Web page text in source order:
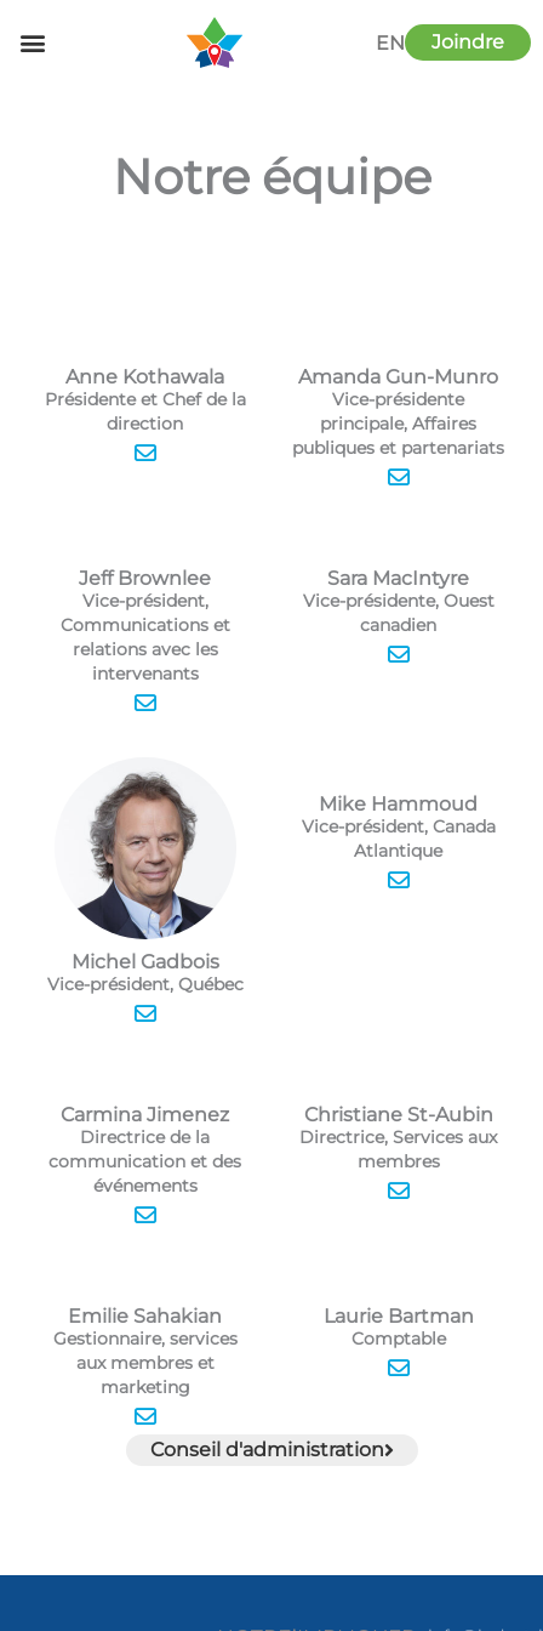
au
contenu
EN Joindre
Notre équipe
Anne Kothawala
Présidente et Chef de la
direction
Amanda Gun-Munro
Vice-présidente
principale, Affaires
publiques et partenariats
Jeff Brownlee
Vice-président,
Communications et
relations avec les
intervenants
Sara MacIntyre
Vice-présidente, Ouest
canadien
Michel Gadbois
Vice-président, Québec
Mike Hammoud
Vice-président, Canada
Atlantique
Carmina Jimenez
Directrice de la
communication et des
événements
Christiane St-Aubin
Directrice, Services aux
membres
Emilie Sahakian
Gestionnaire, services
aux membres et
marketing
Laurie Bartman
Comptable
Conseil d'administration